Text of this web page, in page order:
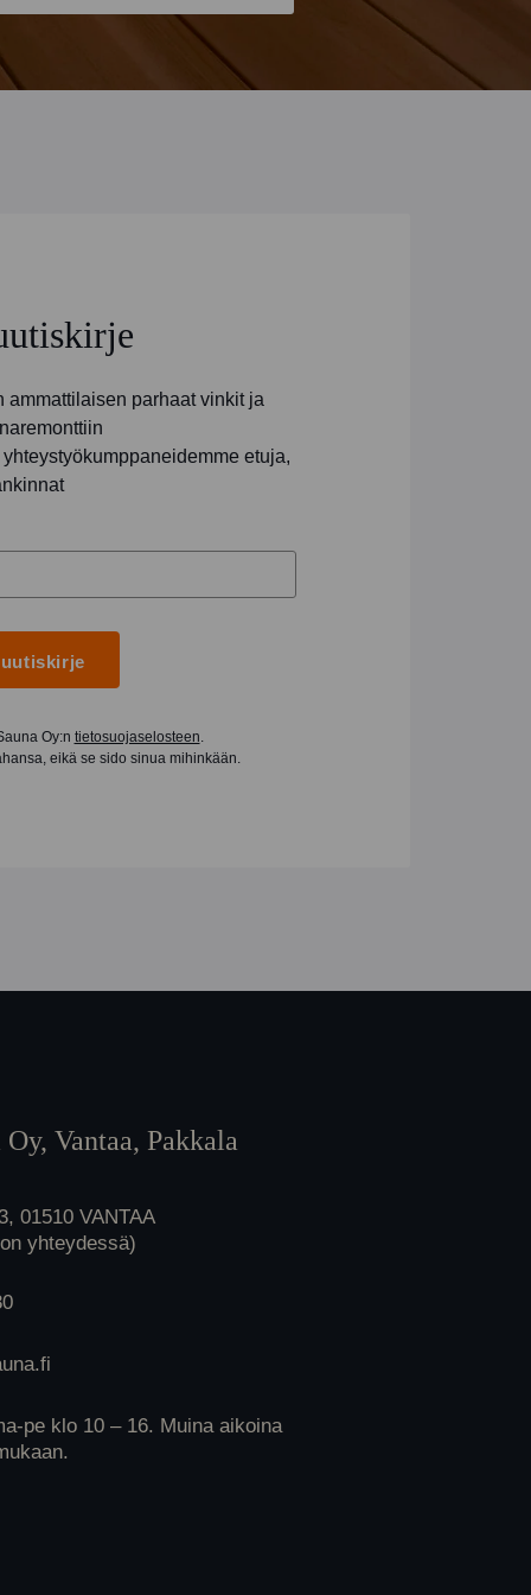
ammattilaisen parhaat vinkit ja
etuja,
Oy:n tietosuojaselosteen.
eikä se sido sinua mihinkään.
Oy, Vantaa, Pakkala
01510 VANTAA
yhteydessä)
pe klo 10 – 16. Muina aikoina